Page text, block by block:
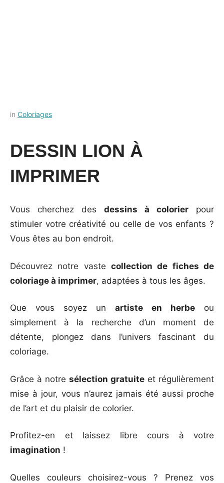
Posted
septembre
by
in Coloriages
DESSIN LION À
IMPRIMER
Vous cherchez des dessins à colorier pour
stimuler votre créativité ou celle de vos enfants ?
Vous êtes au bon endroit.
Découvrez notre vaste collection de fiches de
coloriage à imprimer, adaptées à tous les âges.
Que vous soyez un artiste en herbe ou
simplement à la recherche d’un moment de
détente, plongez dans l’univers fascinant du
coloriage.
Grâce à notre sélection gratuite et régulièrement
mise à jour, vous n’aurez jamais été aussi proche
de l’art et du plaisir de colorier.
Profitez-en et laissez libre cours à votre
imagination !
Quelles couleurs choisirez-vous ? Prenez vos